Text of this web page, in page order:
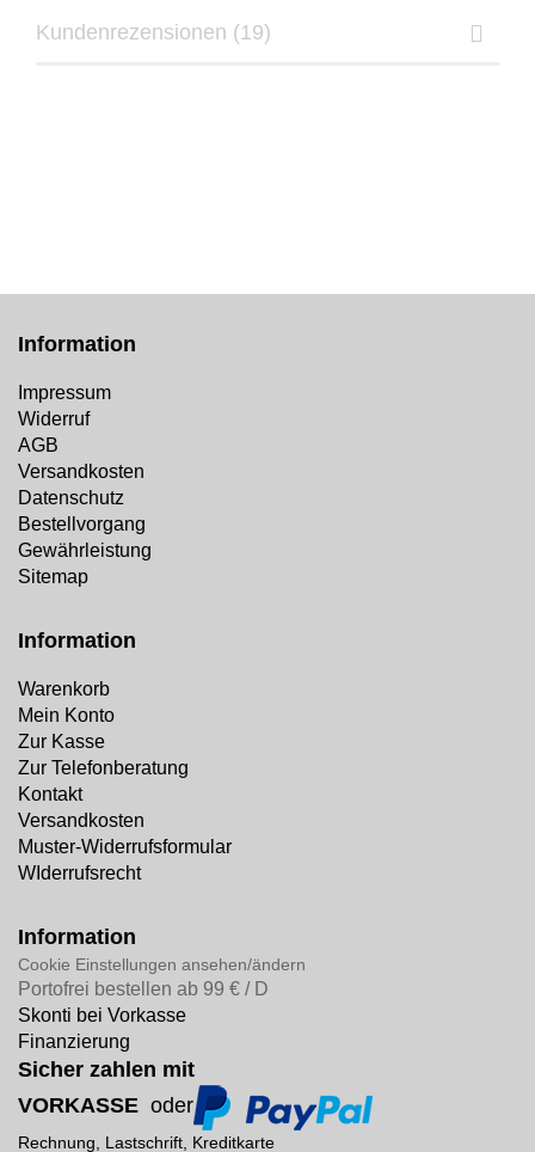
Kundenrezensionen (19)
Information
Impressum
Widerruf
AGB
Versandkosten
Datenschutz
Bestellvorgang
Gewährleistung
Sitemap
Information
Warenkorb
Mein Konto
Zur Kasse
Zur Telefonberatung
Kontakt
Versandkosten
Muster-Widerrufsformular
WIderrufsrecht
Information
Cookie Einstellungen ansehen/ändern
Portofrei bestellen ab 99 € / D
Skonti bei Vorkasse
Finanzierung
Sicher zahlen mit
VORKASSE oder
Rechnung, Lastschrift, Kreditkarte